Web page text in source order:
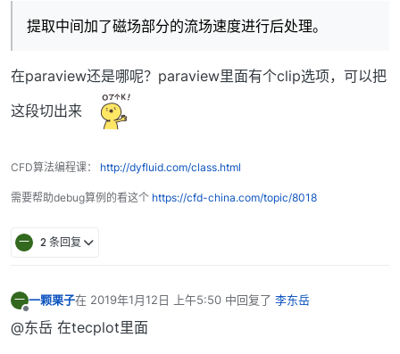
提取中间加了磁场部分的流场速度进行后处理。
在paraview还是哪呢？paraview里面有个clip选项，可以把
这段切出来
CFD算法编程课： http://dyfluid.com/class.html
需要帮助debug算例的看这个 https://cfd-china.com/topic/8018
一 2 条回复
一 一颗栗子在 2019年1月12日 上午5:50 中回复了 李东岳
最后由 编辑
@东岳 在tecplot里面